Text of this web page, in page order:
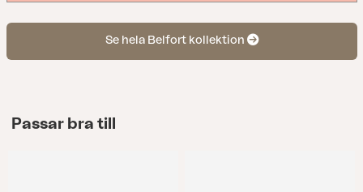
Se hela Belfort kollektion
Passar bra till